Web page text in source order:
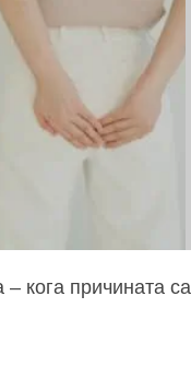
кога причината са